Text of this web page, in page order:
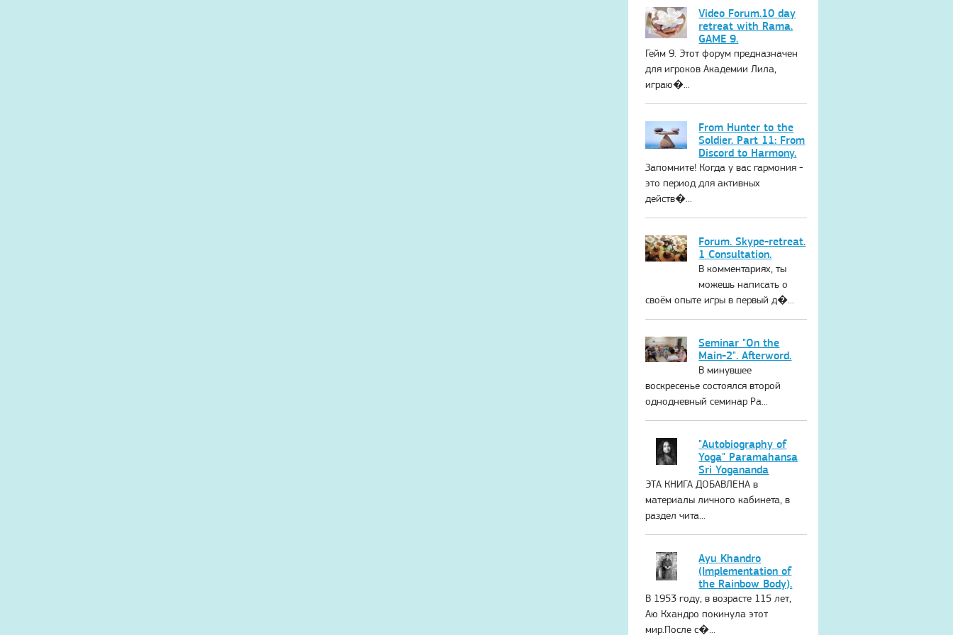
Video Forum.10 day
retreat with Rama.
GAME 9.
Гейм 9. Этот форум предназначен
для игроков Академии Лила,
играю�...
From Hunter to the
Soldier. Part 11: From
Discord to Harmony.
Запомните! Когда у вас гармония -
это период для активных
действ�...
Forum. Skype-retreat.
1 Consultation.
В комментариях, ты
можешь написать о
своём опыте игры в первый д�...
Seminar "On the
Main-2". Afterword.
В минувшее
воскресенье состоялся второй
однодневный семинар Ра...
"Autobiography of
Yoga" Paramahansa
Sri Yogananda
ЭТА КНИГА ДОБАВЛЕНА в
материалы личного кабинета, в
раздел чита...
Ayu Khandro
(Implementation of
the Rainbow Body).
В 1953 году, в возрасте 115 лет,
Аю Кхандро покинула этот
мир.После с�...